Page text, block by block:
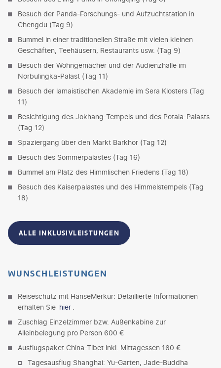
Besuch der Panda-Forschungs- und Aufzuchtstation in
Chengdu (Tag 9)
Bummel in einer traditionellen Straße mit vielen kleinen
Geschäften, Teehäusern, Restaurants usw. (Tag 9)
Besuch der Wohngemächer und der Audienzhalle im
Norbulingka-Palast (Tag 11)
Besuch der lamaistischen Akademie im Sera Klosters (Tag
11)
Besichtigung des Jokhang-Tempels und des Potala-Palasts
(Tag 12)
Spaziergang über den Markt Barkhor (Tag 12)
Besuch des Sommerpalastes (Tag 16)
Bummel am Platz des Himmlischen Friedens (Tag 18)
Besuch des Kaiserpalastes und des Himmelstempels (Tag
18)
ALLE INKLUSIVLEISTUNGEN
WUNSCHLEISTUNGEN
Reiseschutz mit HanseMerkur: Detaillierte Informationen
erhalten Sie hier
Zuschlag Einzelzimmer bzw. Außenkabine zur
Alleinbelegung pro Person 600 €
Ausflugspaket China-Tibet inkl. Mittagessen 160 €
Tagesausflug Shanghai: Yu-Garten, Jade-Buddha